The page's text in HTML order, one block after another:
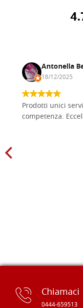
Antonella
18/12/2025
Prodotti unici
competenza.
Chiamaci
0444-659513